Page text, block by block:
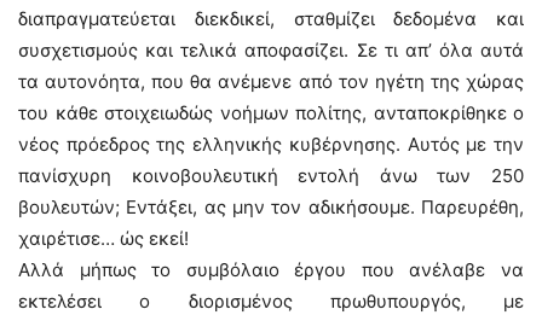
διαπραγματεύεται διεκδικεί, σταθμίζει δεδομένα και
συσχετισμούς και τελικά αποφασίζει. Σε τι απ’ όλα αυτά
τα αυτονόητα, που θα ανέμενε από τον ηγέτη της χώρας
του κάθε στοιχειωδώς νοήμων πολίτης, ανταποκρίθηκε ο
νέος πρόεδρος της ελληνικής κυβέρνησης. Αυτός με την
πανίσχυρη κοινοβουλευτική εντολή άνω των 250
βουλευτών; Εντάξει, ας μην τον αδικήσουμε. Παρευρέθη,
χαιρέτισε… ώς εκεί!
Αλλά μήπως το συμβόλαιο έργου που ανέλαβε να
εκτελέσει ο διορισμένος πρωθυπουργός, με